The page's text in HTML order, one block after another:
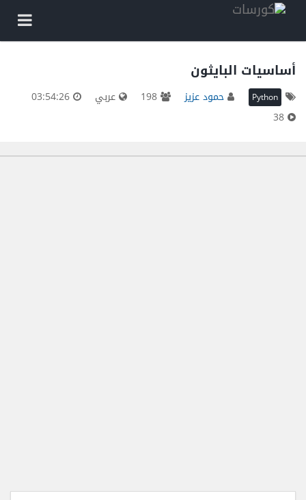
أساسيات البايثون
Python حمود عزيز عربي